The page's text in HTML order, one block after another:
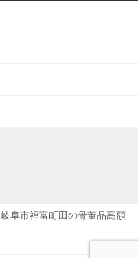
岐阜市福富町田の骨董品高額